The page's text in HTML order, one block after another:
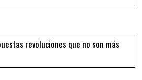
revoluciones que no son más